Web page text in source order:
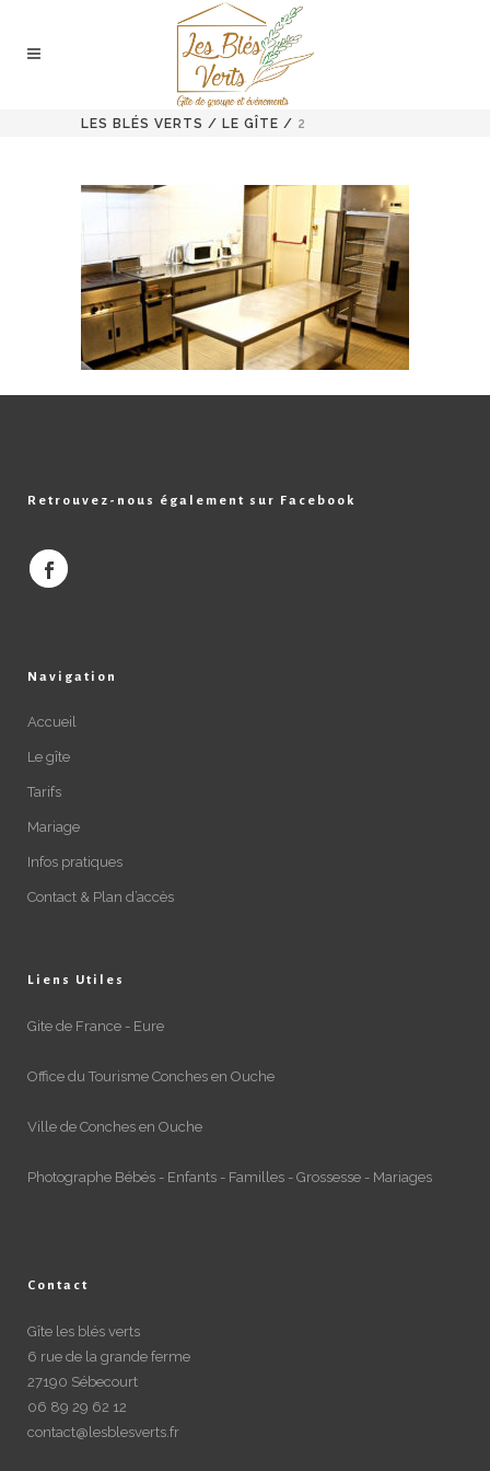
LES BLÉS VERTS / LE GÎTE / 2
Retrouvez-nous également sur Facebook
Navigation
Accueil
Le gîte
Tarifs
Mariage
Infos pratiques
Contact & Plan d’accès
Liens Utiles
Gite de France - Eure
Office du Tourisme Conches en Ouche
Ville de Conches en Ouche
Photographe Bébés - Enfants - Familles - Grossesse - Mariages
Contact
Gîte les blés verts
6 rue de la grande ferme
27190 Sébecourt
06 89 29 62 12
contact@lesblesverts.fr